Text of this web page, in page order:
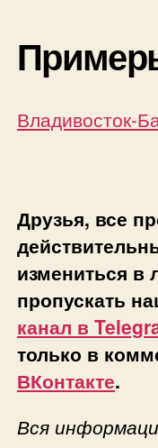
Владивосток-
Друзья, все
измениться в
пропускать
канал в
только в
ВКонтакте.
Вся